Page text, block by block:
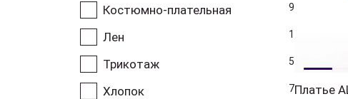
Костюмно-плательная 9
Лен 1
Трикотаж 5
Хлопок 7